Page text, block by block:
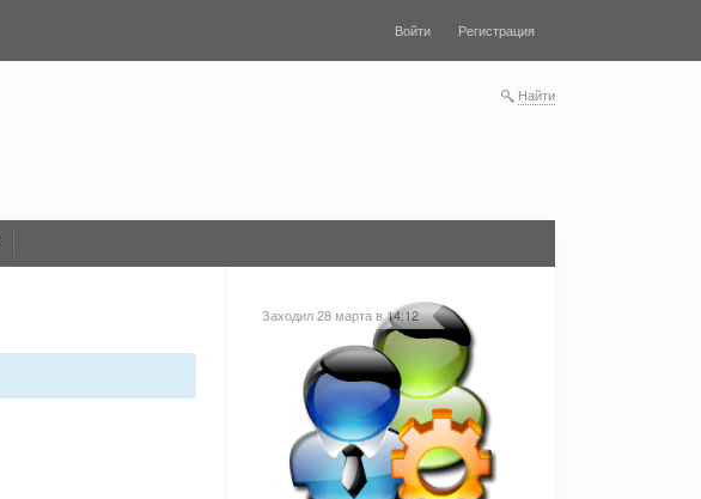
Войти Регистрация
Найти
Заходил 28 марта в 14:12